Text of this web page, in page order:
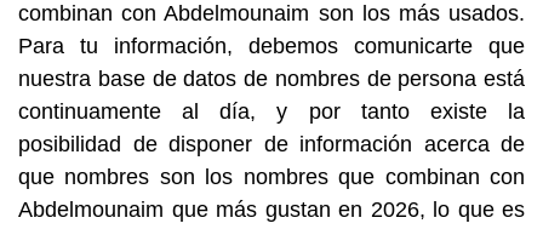
combinan con Abdelmounaim son los más usados.
Para tu información, debemos comunicarte que
nuestra base de datos de nombres de persona está
continuamente al día, y por tanto existe la
posibilidad de disponer de información acerca de
que nombres son los nombres que combinan con
Abdelmounaim que más gustan en 2026, lo que es